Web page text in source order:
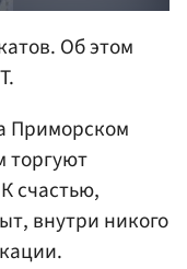
Об этом
Приморском
торгуют
счастью,
внутри никого